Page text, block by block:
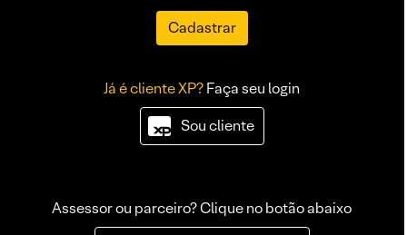
Cadastrar
Já é cliente XP?Faça seu login
Sou cliente
Assessor ou parceiro? Clique no botão abaixo